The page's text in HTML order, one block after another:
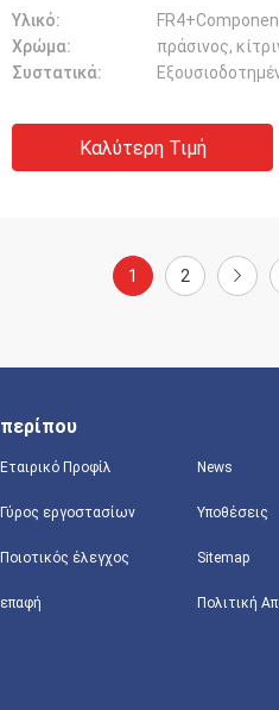
Υλικό:
Χρώμα:
πράσινος,
Συστατικά:
Καλύτερη Τιμή
1 2
περίπου
Εταιρικό Προφίλ
Γύρος εργοστασίων
Ποιοτικός έλεγχος
επαφή
News
Υποθέσεις
Sitemap
Πολιτική